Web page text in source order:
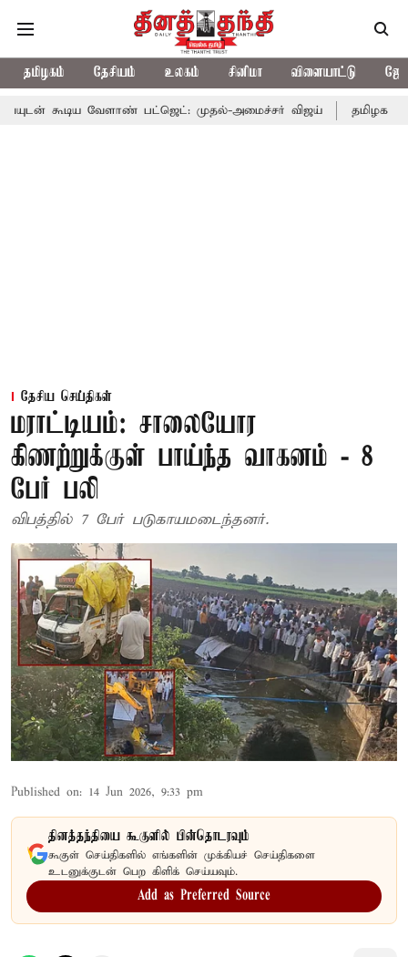
தமிழகம் தேசியம் உலகம் சினிமா விளையாட்டு
வேளாண் பட்ஜெட்: முதல்-அமைச்சர் விஜய் தமிழக அரசியலில்
தேசிய செய்திகள்
மராட்டியம்: சாலையோர
கிணற்றுக்குள் பாய்ந்த வாகனம் - 8
பேர் பலி
விபத்தில் 7 பேர் படுகாயமடைந்தனர்.
Published on: 14 Jun 2026, 9:33 pm
தினத்தந்தியை கூகுளில் பின்தொடரவும்
கூகுள் செய்திகளில் எங்களின் முக்கியச் செய்திகளை
உடனுக்குடன் பெற கிளிக் செய்யவும்.
Add as Preferred Source